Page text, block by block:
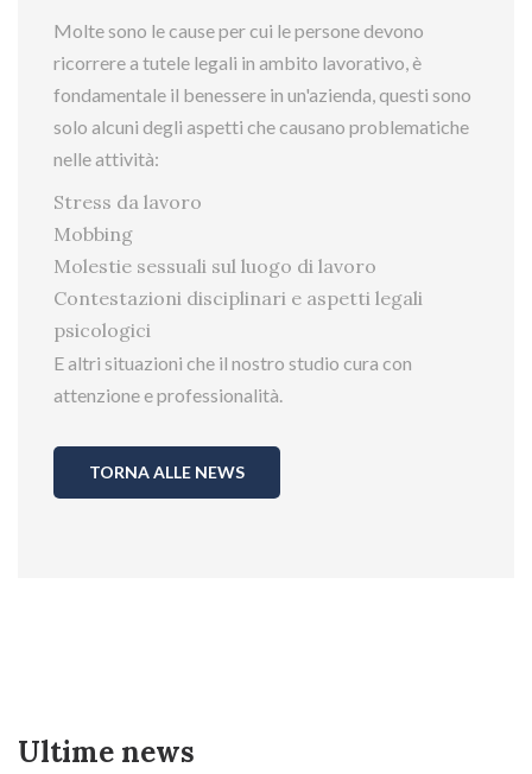
Molte sono le cause per cui le persone devono
ricorrere a tutele legali in ambito lavorativo, è
fondamentale il benessere in un'azienda, questi sono
solo alcuni degli aspetti che causano problematiche
nelle attività:
Stress da lavoro
Mobbing
Molestie sessuali sul luogo di lavoro
Contestazioni disciplinari e aspetti legali
psicologici
E altri situazioni che il nostro studio cura con
attenzione e professionalità.
TORNA ALLE NEWS
Ultime news